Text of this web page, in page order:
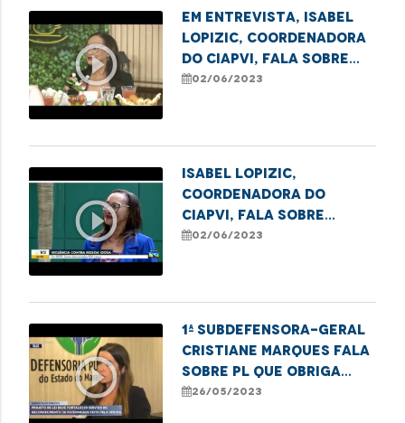
play_circle_outline
Em entrevista, Isabel
Lopizic, coordenadora
do CIAPVI, fala sobre
idadismo, etarismo e
02/06/2023
play_circle_outline
Isabel Lopizic,
coordenadora do
CIAPVI, fala sobre
Campanha de Combate à
02/06/2023
play_circle_outline
1ª Subdefensora-Geral
Cristiane Marques fala
sobre PL que obriga
envio de registros de
26/05/2023